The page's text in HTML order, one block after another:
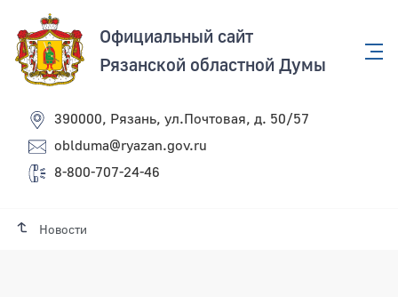
Официальный сайт
Рязанской областной Думы
390000, Рязань, ул.Почтовая, д. 50/57
oblduma@ryazan.gov.ru
8-800-707-24-46
Новости